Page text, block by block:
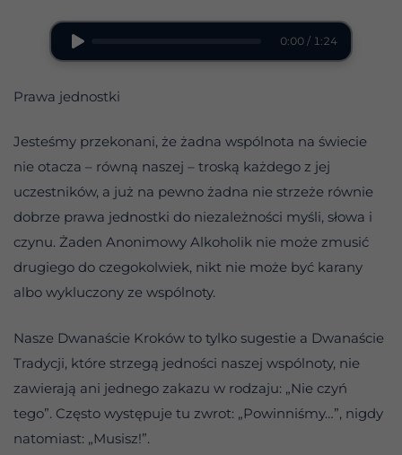
0:00 / 1:24
Prawa jednostki
Jesteśmy przekonani, że żadna wspólnota na świecie
nie otacza – równą naszej – troską każdego z jej
uczestników, a już na pewno żadna nie strzeże równie
dobrze prawa jednostki do niezależności myśli, słowa i
czynu. Żaden Anonimowy Alkoholik nie może zmusić
drugiego do czegokolwiek, nikt nie może być karany
albo wykluczony ze wspólnoty.
Nasze Dwanaście Kroków to tylko sugestie a Dwanaście
Tradycji, które strzegą jedności naszej wspólnoty, nie
zawierają ani jednego zakazu w rodzaju: „Nie czyń
tego”. Często występuje tu zwrot: „Powinniśmy…”, nigdy
natomiast: „Musisz!”.